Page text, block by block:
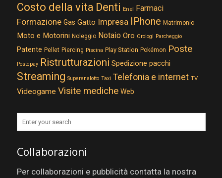
Costo della vita Denti Enel Farmaci
Formazione Gas Gatto Impresa IPhone Matrimonio
Moto e Motorini Noleggio Notaio Oro Orologi Parcheggio
Patente Pellet Piercing Piscina Play Station Pokémon Poste
Postepay Ristrutturazioni Spedizione pacchi
Streaming Superenalotto Taxi Telefonia e internet TV
Videogame Visite mediche Web
Collaborazioni
Per collaborazioni e pubblicità contatta la nostra